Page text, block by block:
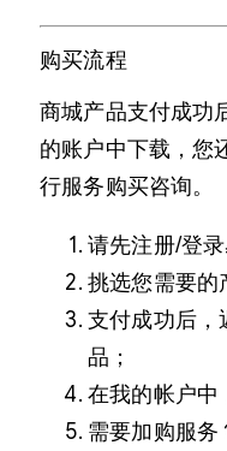
购买流程
商城产品支付成功
的账户中下载，您
行服务购买咨询。
请先注册/登
挑选您需要的
支付成功后，
品；
在我的帐户中
需要加购服务